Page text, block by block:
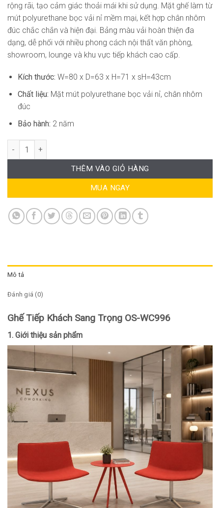
rộng rãi, tạo cảm giác thoải mái khi sử dụng. Mặt ghế làm từ
mút polyurethane bọc vải nỉ mềm mại, kết hợp chân nhôm
đúc chắc chắn và hiện đại. Bảng màu vải hoàn thiện đa
dạng, dễ phối với nhiều phong cách nội thất văn phòng,
showroom, lounge và khu vực tiếp khách cao cấp.
Kích thước: W=80 x D=63 x H=71 x sH=43cm
Chất liệu: Mặt mút polyurethane bọc vải nỉ, chân nhôm
đúc
Bảo hành: 2 năm
Ghế Tiếp Khách Sang Trọng OS-WC996 số lượng
THÊM VÀO GIỎ HÀNG
MUA NGAY
Mô tả
Đánh giá (0)
Ghế Tiếp Khách Sang Trọng OS-WC996
1. Giới thiệu sản phẩm